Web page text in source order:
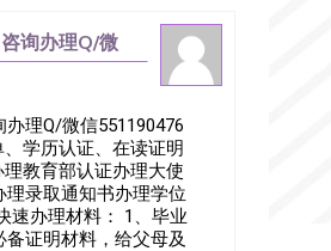
询办理Q/微
理Q/微信551190476
学历认证、在读证明
教育部认证办理大使
录取通知书办理学位
速办理材料： 1、毕业
证明材料，给父母及